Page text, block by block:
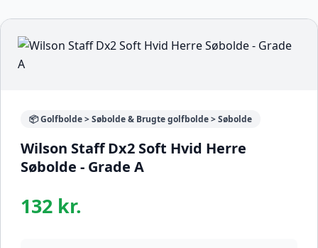
📦 Golfbolde > Søbolde & Brugte golfbolde > Søbolde
Wilson Staff Dx2 Soft Hvid Herre
Søbolde - Grade A
132 kr.